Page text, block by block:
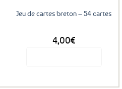
Jeu de cartes breton – 54 cartes
4,00€